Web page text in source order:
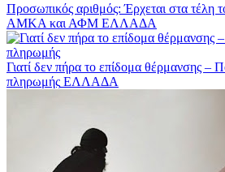
Προσωπικός αριθμός: Έρχεται στα τέλη
ΑΜΚΑ και ΑΦΜ ΕΛΛΑΔΑ
Γιατί δεν πήρα το επίδομα θέρμανσης –
πληρωμής ΕΛΛΑΔΑ